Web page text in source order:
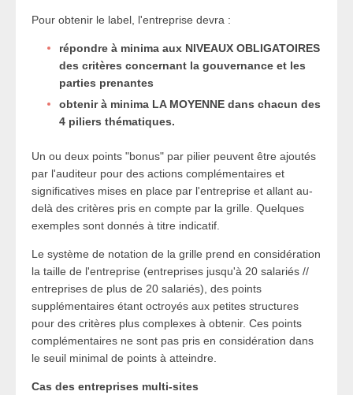
Pour obtenir le label, l'entreprise devra :
répondre à minima aux NIVEAUX OBLIGATOIRES
des critères concernant la gouvernance et les
parties prenantes
obtenir à minima LA MOYENNE dans chacun des
4 piliers thématiques.
Un ou deux points "bonus" par pilier peuvent être ajoutés
par l'auditeur pour des actions complémentaires et
significatives mises en place par l'entreprise et allant au-
delà des critères pris en compte par la grille. Quelques
exemples sont donnés à titre indicatif.
Le système de notation de la grille prend en considération
la taille de l'entreprise (entreprises jusqu'à 20 salariés //
entreprises de plus de 20 salariés), des points
supplémentaires étant octroyés aux petites structures
pour des critères plus complexes à obtenir. Ces points
complémentaires ne sont pas pris en considération dans
le seuil minimal de points à atteindre.
Cas des entreprises multi-sites